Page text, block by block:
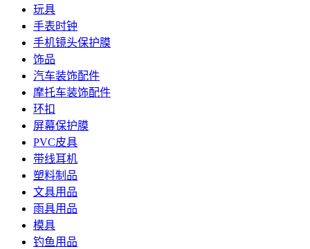
玩具
手表时钟
手机镜头保护膜
饰品
汽车装饰配件
摩托车装饰配件
环扣
屏幕保护膜
PVC皮具
带线耳机
塑料制品
文具用品
雨具用品
模具
钓鱼用品